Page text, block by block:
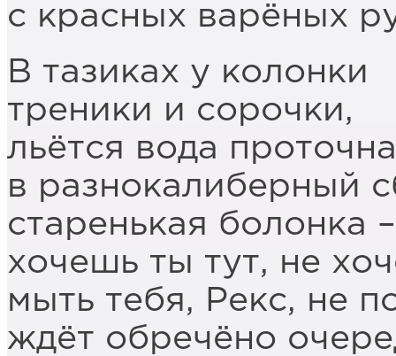
с красных варёных
В тазиках у колонки
треники и сорочки,
льётся вода
в разнокалиберный
старенькая болонка –
хочешь ты тут, не
мыть тебя, Рекс, не
ждёт обречёно